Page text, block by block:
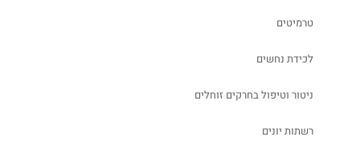
טרמיטים
לכידת נחשים
ניטור וטיפול בחרקים זוחלים
רשתות יונים